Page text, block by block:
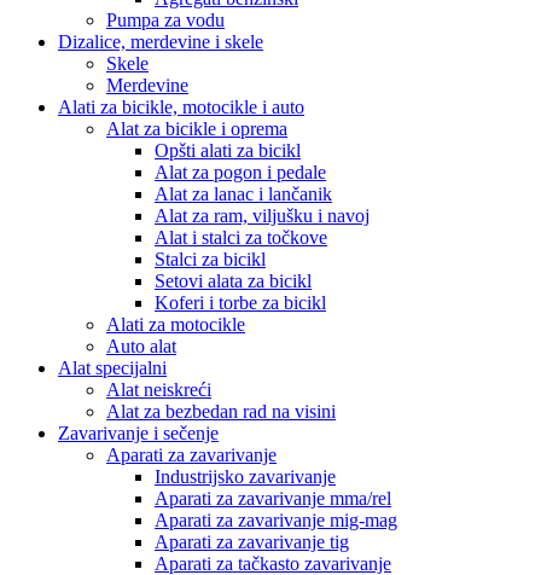
Pumpa za vodu
Dizalice, merdevine i skele
Skele
Merdevine
Alati za bicikle, motocikle i auto
Alat za bicikle i oprema
Opšti alati za bicikl
Alat za pogon i pedale
Alat za lanac i lančanik
Alat za ram, viljušku i navoj
Alat i stalci za točkove
Stalci za bicikl
Setovi alata za bicikl
Koferi i torbe za bicikl
Alati za motocikle
Auto alat
Alat specijalni
Alat neiskreći
Alat za bezbedan rad na visini
Zavarivanje i sečenje
Aparati za zavarivanje
Industrijsko zavarivanje
Aparati za zavarivanje mma/rel
Aparati za zavarivanje mig-mag
Aparati za zavarivanje tig
Aparati za tačkasto zavarivanje